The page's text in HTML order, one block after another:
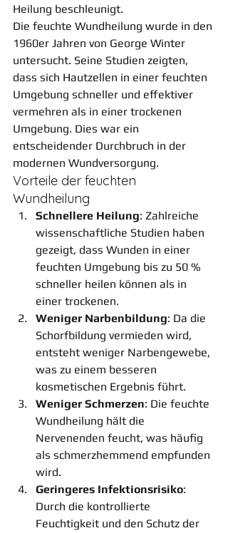
Heilung beschleunigt.
Die feuchte Wundheilung wurde in den
1960er Jahren von George Winter
untersucht. Seine Studien zeigten,
dass sich Hautzellen in einer feuchten
Umgebung schneller und effektiver
vermehren als in einer trockenen
Umgebung. Dies war ein
entscheidender Durchbruch in der
modernen Wundversorgung.
Vorteile der feuchten
Wundheilung
Schnellere Heilung: Zahlreiche
wissenschaftliche Studien haben
gezeigt, dass Wunden in einer
feuchten Umgebung bis zu 50 %
schneller heilen können als in
einer trockenen.
Weniger Narbenbildung: Da die
Schorfbildung vermieden wird,
entsteht weniger Narbengewebe,
was zu einem besseren
kosmetischen Ergebnis führt.
Weniger Schmerzen: Die feuchte
Wundheilung hält die
Nervenenden feucht, was häufig
als schmerzhemmend empfunden
wird.
Geringeres Infektionsrisiko:
Durch die kontrollierte
Feuchtigkeit und den Schutz der